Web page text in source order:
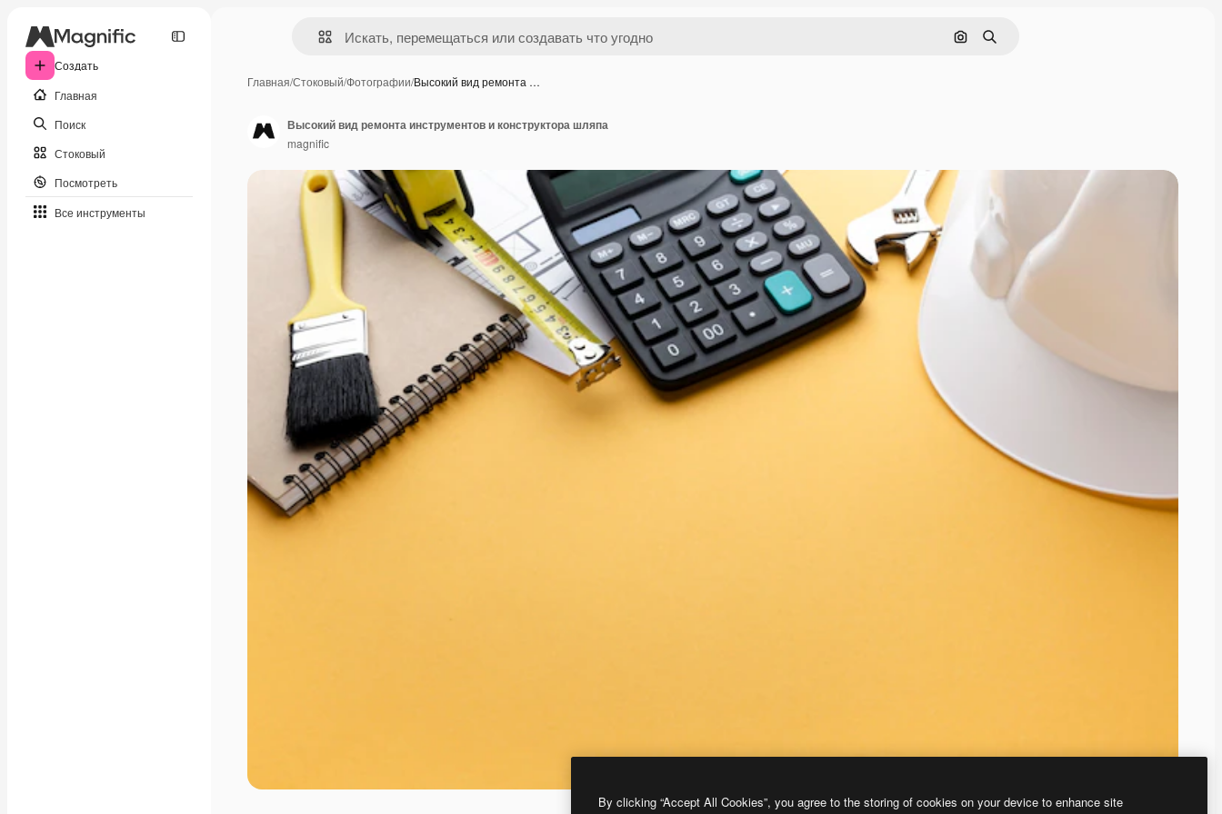
Создать
Главная
Поиск
Стоковый
Посмотреть
Все инструменты
Поиск по изображению
Поиск
Главная/Стоковый/Фотографии/Высокий вид ремонта …
Высокий вид ремонта инструментов и конструктора шляпа
magnific
By clicking “Accept All Cookies”, you agree to the storing of cookies on your device to enhance site